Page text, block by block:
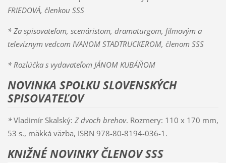
FRIEDOVÁ, členkou SSS
*Za spisovateľom, scenáristom, dramaturgom, filmovým a
televíznym vedcom IVANOM STADTRUCKEROM, členom SSS
*Rozlúčka s vydavateľom JÁNOM KUBÁŇOM
NOVINKA SPOLKU SLOVENSKÝCH
SPISOVATEĽOV
*Vladimír Skalský: Z dvoch brehov. Rozmery: 110 x 170 mm,
53 s., mäkká väzba, ISBN 978-80-8194-036-1.
KNIŽNÉ NOVINKY ČLENOV SSS